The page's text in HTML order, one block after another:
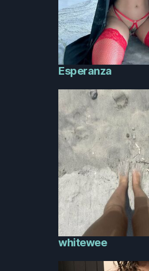
Esperanza
whitewee